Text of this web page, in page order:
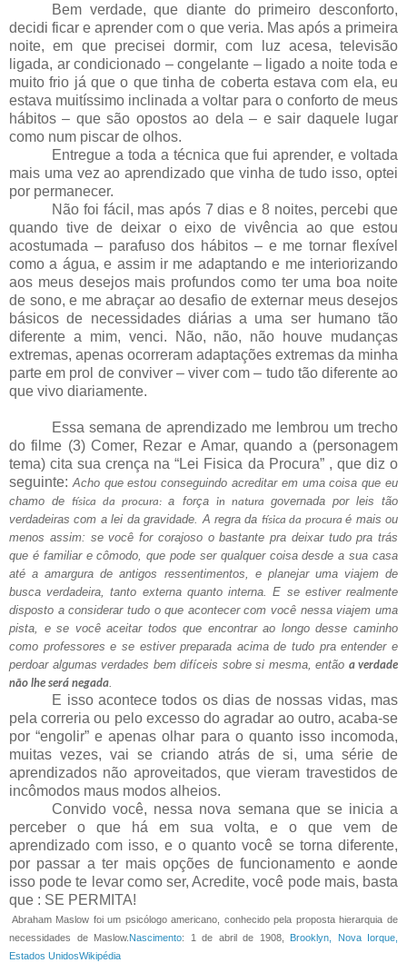
Bem verdade, que diante do primeiro desconforto,
decidi ficar e aprender com o que veria. Mas após a primeira
noite, em que precisei dormir, com luz acesa, televisão
ligada, ar condicionado – congelante – ligado a noite toda e
muito frio já que o que tinha de coberta estava com ela, eu
estava muitíssimo inclinada a voltar para o conforto de meus
hábitos – que são opostos ao dela – e sair daquele lugar
como num piscar de olhos.
Entregue a toda a técnica que fui aprender, e voltada
mais uma vez ao aprendizado que vinha de tudo isso, optei
por permanecer.
Não foi fácil, mas após 7 dias e 8 noites, percebi que
quando tive de deixar o eixo de vivência ao que estou
acostumada – parafuso dos hábitos – e me tornar flexível
como a água, e assim ir me adaptando e me interiorizando
aos meus desejos mais profundos como ter uma boa noite
de sono, e me abraçar ao desafio de externar meus desejos
básicos de necessidades diárias a uma ser humano tão
diferente a mim, venci. Não, não, não houve mudanças
extremas, apenas ocorreram adaptações extremas da minha
parte em prol de conviver – viver com – tudo tão diferente ao
que vivo diariamente.
Essa semana de aprendizado me lembrou um trecho
do filme (3) Comer, Rezar e Amar, quando a (personagem
tema) cita sua crença na “Lei Fisica da Procura” , que diz o
seguinte: Acho que estou conseguindo acreditar em uma coisa que eu
chamo defísica da procura:a força in natura governada por leis tão
verdadeiras com a lei da gravidade. A regra da física da procuraé mais ou
menos assim: se você for corajoso o bastante pra deixar tudo pra trás
que é familiar e cômodo, que pode ser qualquer coisa desde a sua casa
até a amargura de antigos ressentimentos, e planejar uma viajem de
busca verdadeira, tanto externa quanto interna. E se estiver realmente
disposto a considerar tudo o que acontecer com você nessa viajem uma
pista, e se você aceitar todos que encontrar ao longo desse caminho
como professores e se estiver preparada acima de tudo pra entender e
perdoar algumas verdades bem difíceis sobre si mesma, então a verdade
não lhe será negada
E isso acontece todos os dias de nossas vidas, mas
pela correria ou pelo excesso do agradar ao outro, acaba-se
por “engolir” e apenas olhar para o quanto isso incomoda,
muitas vezes, vai se criando atrás de si, uma série de
aprendizados não aproveitados, que vieram travestidos de
incômodos maus modos alheios.
Convido você, nessa nova semana que se inicia a
perceber o que há em sua volta, e o que vem de
aprendizado com isso, e o quanto você se torna diferente,
por passar a ter mais opções de funcionamento e aonde
isso pode te levar como ser, Acredite, você pode mais, basta
que : SE PERMITA!
Abraham Maslow foi um psicólogo americano, conhecido pela proposta hierarquia de
necessidades de Maslow. Nascimento: 1 de abril de 1908, Brooklyn, Nova Iorque,
Estados UnidosWikipédia